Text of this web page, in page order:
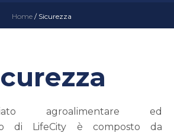
Home / Sicurezza
agroalimentare ed
di LifeCity è composto da